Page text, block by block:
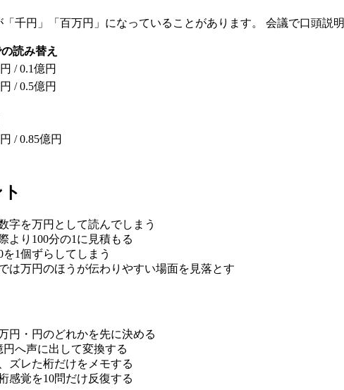
千円」「百万円」になっていることがあります。 会議で口頭説
読み替え
/ 0.1億円
/ 0.5億円
/ 0.85億円
字を万円として読んでしまう
より100分の1に見積もる
1個ずらしてしまう
は万円のほうが伝わりやすい場面を見落とす
円・円のどれかを先に決める
へ声に出して変換する
ズレた桁だけをメモする
感覚を10問だけ反復する